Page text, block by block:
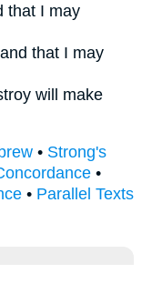
that I may
that I may
will make
• Strong's
•
• Parallel Texts